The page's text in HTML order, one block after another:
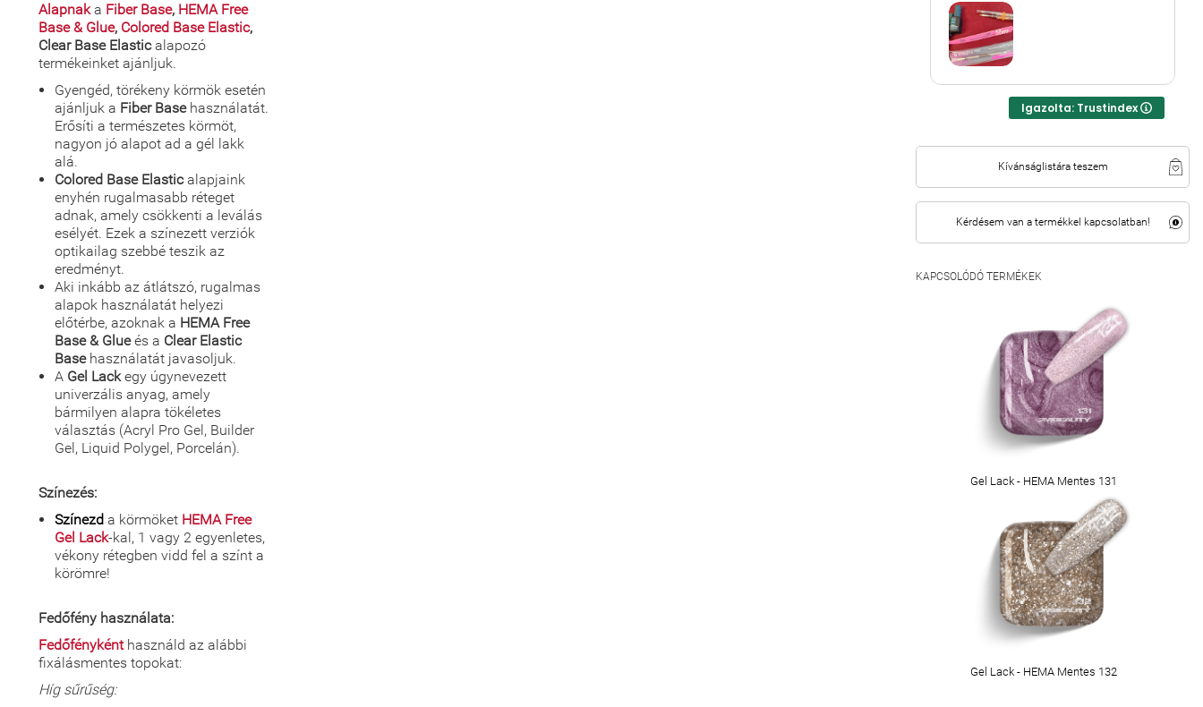
Alapnaka Fiber Base, HEMA Free
Base & Glue, Colored Base Elastic,
Clear Base Elasticalapozó
termékeinket ajánljuk.
Gyengéd, törékeny körmök esetén
ajánljuk a Fiber Basehasználatát.
Erősíti a természetes körmöt,
nagyon jó alapot ad a gél lakk
alá.
Colored Base Elasticalapjaink
enyhén rugalmasabb réteget
adnak, amely csökkenti a leválás
esélyét. Ezek a színezett verziók
optikailag szebbé teszik az
eredményt.
Aki inkább az átlátszó, rugalmas
alapok használatát helyezi
előtérbe, azoknak a HEMA Free
Base & Glueés a Clear Elastic
Basehasználatát javasoljuk.
A Gel Lackegy úgynevezett
univerzális anyag, amely
bármilyen alapra tökéletes
választás (Acryl Pro Gel, Builder
Gel, Liquid Polygel, Porcelán).
Színezés:
Színezd a körmöket HEMA Free
Gel Lack-kal, 1 vagy 2 egyenletes,
vékony rétegben vidd fel a színt a
körömre!
Fedőfény használata:
Fedőfénykénthasználd az alábbi
fixálásmentes topokat:
Híg sűrűség:
Igazolta: Trustindex
Kívánságlistára teszem
Kérdésem van a termékkel kapcsolatban!
KAPCSOLÓDÓ TERMÉKEK
Gel Lack - HEMA Mentes 131
Gel Lack - HEMA Mentes 132